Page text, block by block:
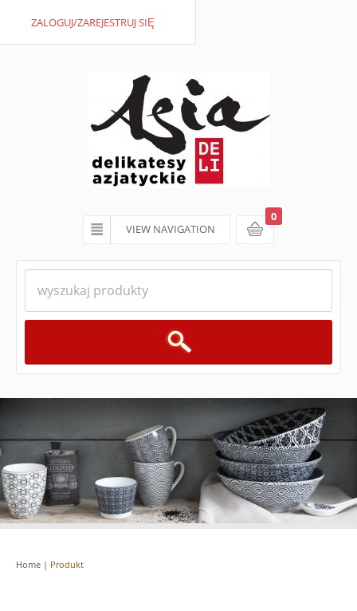
VIEW NAVIGATION
ZALOGUJ/ZAREJESTRUJ SIĘ
koszyk
0
Home | Produkt